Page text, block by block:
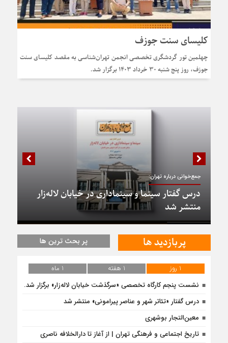
کلیسای سنت جوزف
چهلمین تور گردشگری تخصصی انجمن تهران‌شناسی به مقصد کلیسای سنت
جوزف، روز پنج شنبه 30 خرداد ۱۴۰3 برگزار شد.
جمع‌خوانی درباره تهران:
درس گفتار سینما و سینماداری در خیابان لاله‌زار
منتشر شد
پربازدید ها پر بحث ترین ها
1 روز 1 هفته
1 ماه
نشست پنجم کارگاه تخصصی «سرگذشت خیابان لاله‌زار» برگزار شد.
درس‌ گفتار «تئاتر شهر و عناصر پیرامونی» منتشر شد
معین‌التجار بوشهری
تاریخ اجتماعی و فرهنگی تهران | از آغاز تا دارالخلافه ناصری